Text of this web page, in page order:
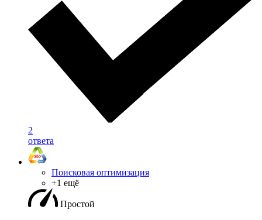
2
ответа
Поисковая оптимизация
+1 ещё
Простой